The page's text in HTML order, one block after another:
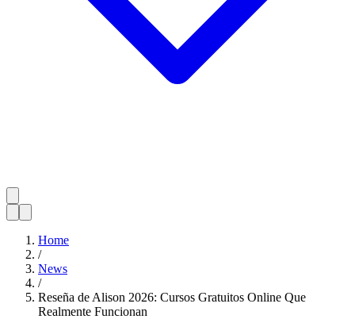
Home
/
News
/
Reseña de Alison 2026: Cursos Gratuitos Online Que
Realmente Funcionan